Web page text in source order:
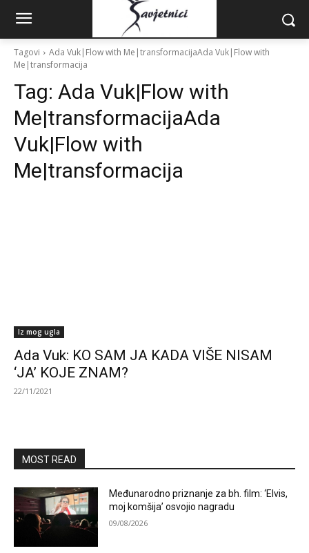
Tagovi
Ada Vuk|Flow with Me|transformacijaAda Vuk|Flow with
Me|transformacija
Tag: Ada Vuk|Flow with
Me|transformacijaAda
Vuk|Flow with
Me|transformacija
Iz mog ugla
Ada Vuk: KO SAM JA KADA VIŠE NISAM
‘JA’ KOJE ZNAM?
22/11/2021
MOST READ
Međunarodno priznanje za bh. film: ‘Elvis,
moj komšija’ osvojio nagradu
09/08/2026